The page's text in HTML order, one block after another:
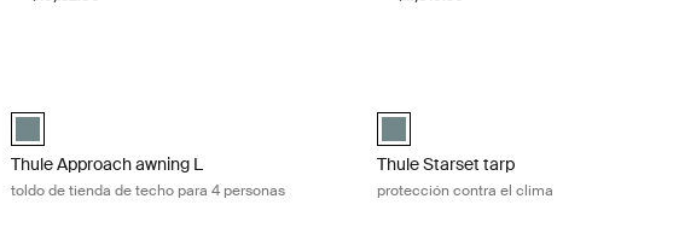
Mid blue swatch (selected)
Thule Approach awning L
toldo de tienda de techo para 4 personas
Thule Starset tarp Azul medio (selected)
Thule Starset tarp
protección contra el clima